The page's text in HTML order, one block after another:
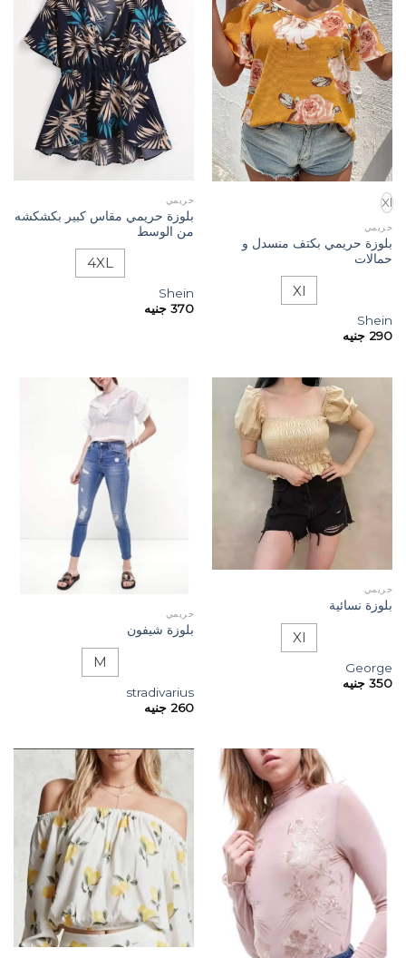
Xl
حريمي
بلوزة حريمي بكتف منسدل و
حمالات
Xl
Shein
290 جنيه
حريمي
بلوزة حريمي مقاس كبير بكشكشه
من الوسط
4XL
Shein
370 جنيه
حريمي
بلوزة نسائية
Xl
George
350 جنيه
حريمي
بلوزة شيفون
M
stradivarius
260 جنيه